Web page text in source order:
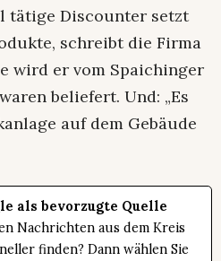
tätige Discounter setzt
schreibt die Firma
wird er vom Spaichinger
beliefert. Und: „Es
auf dem Gebäude
als bevorzugte Quelle
Nachrichten aus dem Kreis
finden? Dann wählen Sie